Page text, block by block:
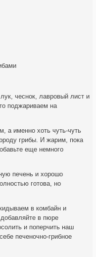
чеснок, лавровый лист и
поджариваем на
а именно хоть чуть-чуть
грибы. И жарим, пока
еще немного
печень и хорошо
готова, но
в комбайн и
в пюре
и поперчить наш
печеночно-грибное